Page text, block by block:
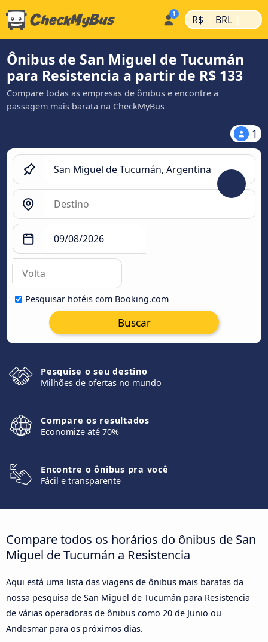
R$ | BRL |
Ônibus de San Miguel de Tucumán
para Resistencia a partir de R$ 133
Compare todas as empresas de ônibus e encontre a
passagem mais barata na CheckMyBus
1
Pesquisar hotéis com Booking.com
Buscar
Pesquise o seu destino
Milhões de ofertas no mundo
Compare os resultados
Economize até 70%
Encontre o ônibus pra você
Fácil e transparente
Compare todos os horários do ônibus de San
Miguel de Tucumán a Resistencia
Aqui está uma lista das viagens de ônibus mais baratas da
nossa pesquisa de San Miguel de Tucumán para Resistencia
de várias operadoras de ônibus como 20 de Junio ou
Andesmar para os próximos dias.